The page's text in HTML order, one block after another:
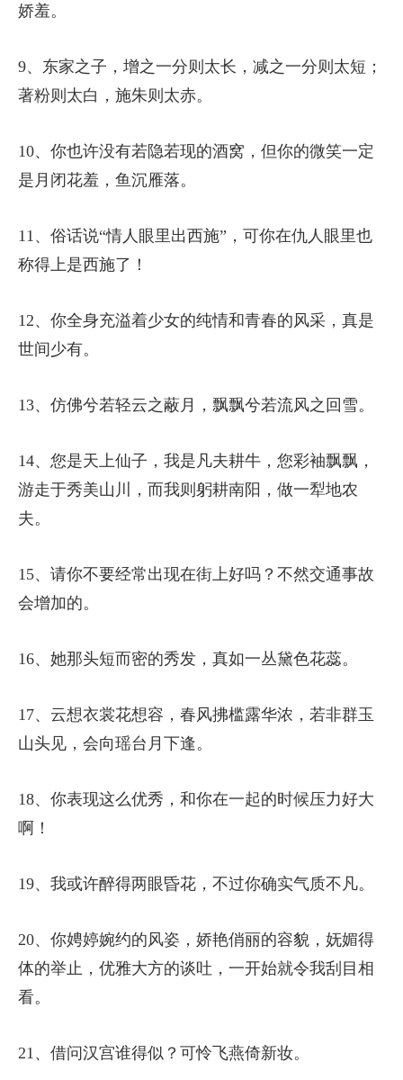
娇羞。
9、东家之子，增之一分则太长，减之一分则太短；
著粉则太白，施朱则太赤。
10、你也许没有若隐若现的酒窝，但你的微笑一定
是月闭花羞，鱼沉雁落。
11、俗话说“情人眼里出西施”，可你在仇人眼里也
称得上是西施了！
12、你全身充溢着少女的纯情和青春的风采，真是
世间少有。
13、仿佛兮若轻云之蔽月，飘飘兮若流风之回雪。
14、您是天上仙子，我是凡夫耕牛，您彩袖飘飘，
游走于秀美山川，而我则躬耕南阳，做一犁地农
夫。
15、请你不要经常出现在街上好吗？不然交通事故
会增加的。
16、她那头短而密的秀发，真如一丛黛色花蕊。
17、云想衣裳花想容，春风拂槛露华浓，若非群玉
山头见，会向瑶台月下逢。
18、你表现这么优秀，和你在一起的时候压力好大
啊！
19、我或许醉得两眼昏花，不过你确实气质不凡。
20、你娉婷婉约的风姿，娇艳俏丽的容貌，妩媚得
体的举止，优雅大方的谈吐，一开始就令我刮目相
看。
21、借问汉宫谁得似？可怜飞燕倚新妆。